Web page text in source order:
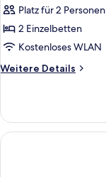
Zweibettzimmer
anzeigen
Platz für 2 Personen
2 Einzelbetten
Kostenloses WLAN
Weitere Details
Weitere
Zweibettzimmer